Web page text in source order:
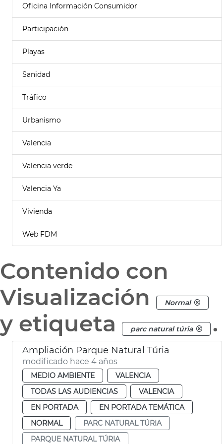
Oficina Información Consumidor
Participación
Playas
Sanidad
Tráfico
Urbanismo
Valencia
Valencia verde
Valencia Ya
Vivienda
Web FDM
Contenido con
Visualización
Normal
y etiqueta parc natural túria .
Ampliación Parque Natural Túria
modificado hace 4 años
MEDIO AMBIENTE
VALENCIA
TODAS LAS AUDIENCIAS
VALENCIA
EN PORTADA
EN PORTADA TEMÁTICA
NORMAL
PARC NATURAL TÚRIA
PARQUE NATURAL TÚRIA